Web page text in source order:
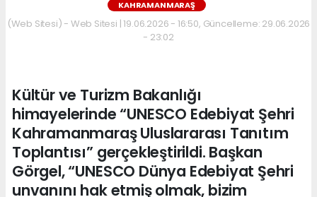
KAHRAMANMARAŞ
(Web Sitesi) - Web Sitesi | 19.06.2026 - 16:50, Güncelleme: 29.06.2026
- 23:02
Kültür ve Turizm Bakanlığı
himayelerinde “UNESCO Edebiyat Şehri
Kahramanmaraş Uluslararası Tanıtım
Toplantısı” gerçekleştirildi. Başkan
Görgel, “UNESCO Dünya Edebiyat Şehri
unvanını hak etmiş olmak, bizim